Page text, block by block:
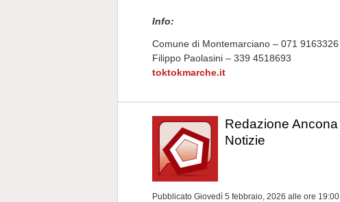
Info:
Comune di Montemarciano – 071 9163326
Filippo Paolasini – 339 4518693
toktokmarche.it
Redazione Ancona
Notizie
Pubblicato Giovedì 5 febbraio, 2026 alle ore 19:00